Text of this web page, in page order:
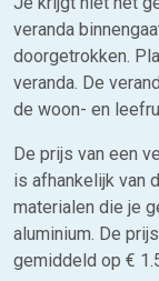
veranda
doorgetrokken.
veranda. De
de woon- en
De prijs van een
is afhankelijk van
materialen die je
aluminium. De
gemiddeld op €